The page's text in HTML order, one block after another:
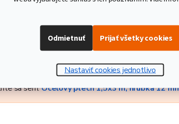
Nastaviť cookies jednotlivo
Odmietnuť Prijať všetky cookies
polotovar na ďalšie spracovanie. Je dobre
je veľmi široké. Tieto plechy sú vhodné na
až po výrobu mostných nosníkov. Dodávané
váhou 423,9 kg.
produkt vám môžeme ponúknuť aj v základnej
sa sem:Oceľový plech 1,5x3 m, hrúbka 12